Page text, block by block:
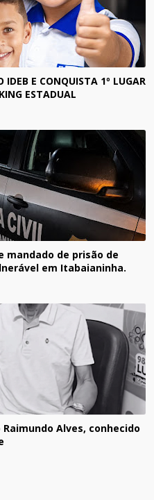
E CONQUISTA 1º LUGAR
ESTADUAL
mandado de prisão de
em Itabaianinha.
Alves, conhecido